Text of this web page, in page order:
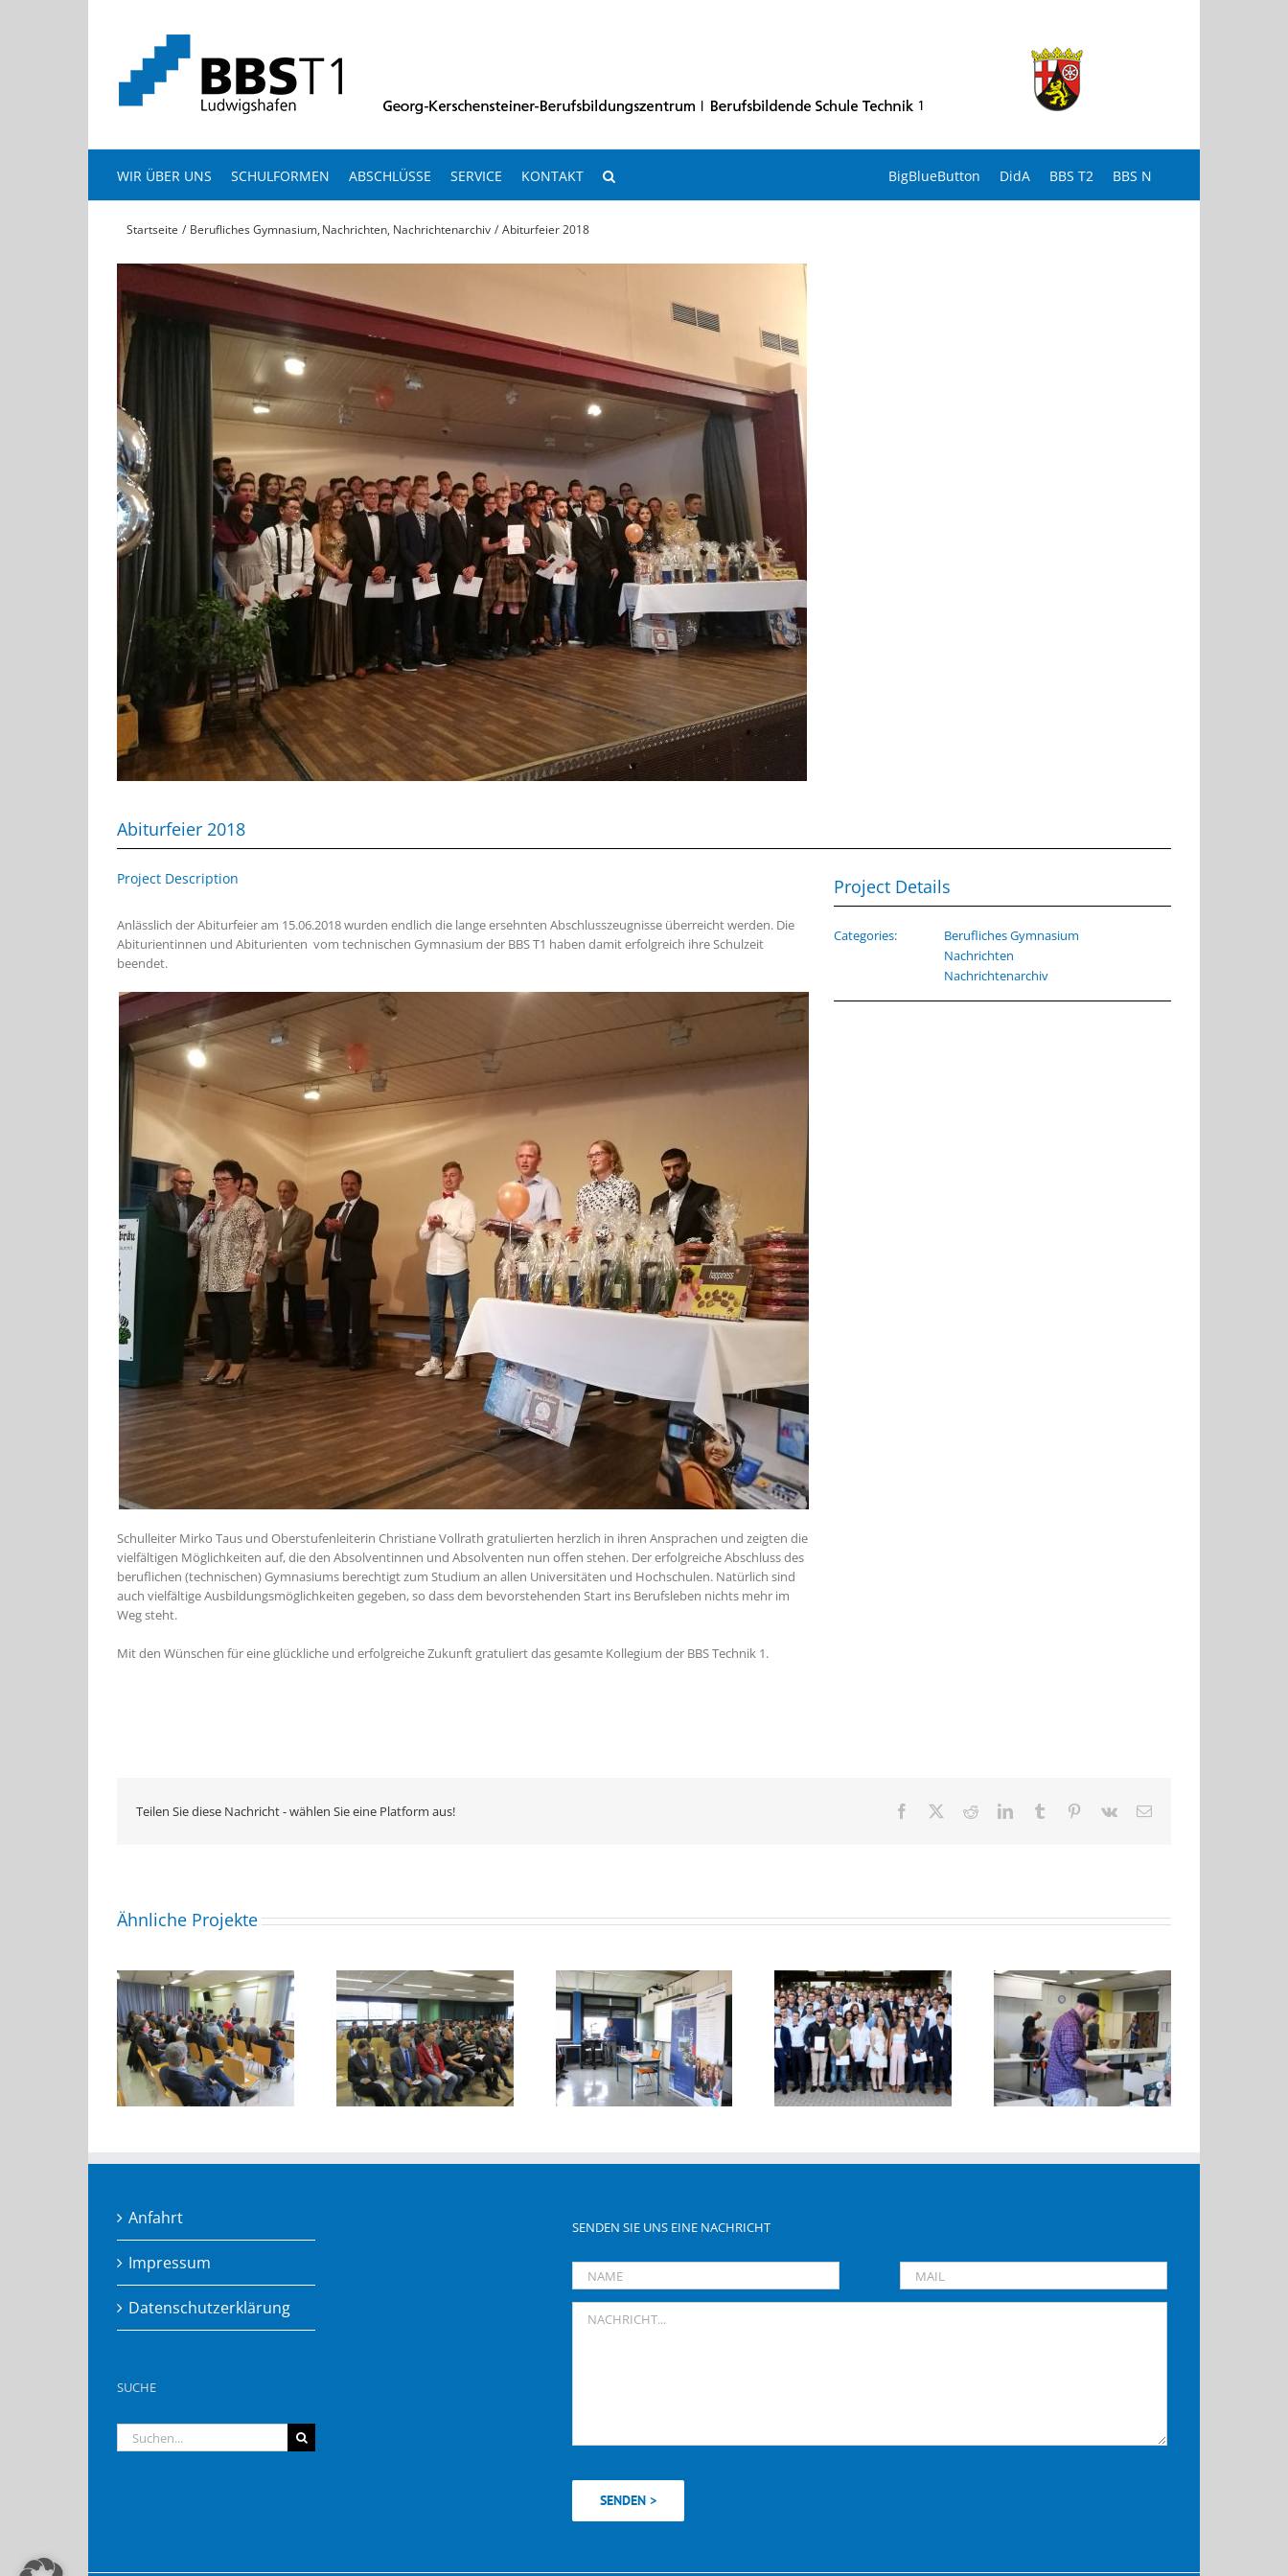
WIR ÜBER UNS SCHULFORMEN ABSCHLÜSSE SERVICE KONTAKT BBS N
BBS T2
DidA
BigBlueButton
Startseite Berufliches Gymnasium Nachrichten Nachrichtenarchiv Abiturfeier 2018
View
Larger
Image
Abiturfeier 2018
Project Description
Anlässlich der Abiturfeier am 15.06.2018 wurden endlich die lange ersehnten Abschlusszeugnisse überreicht werden. Die
Abiturientinnen und Abiturienten vom technischen Gymnasium der BBS T1 haben damit erfolgreich ihre Schulzeit
beendet.
Schulleiter Mirko Taus und Oberstufenleiterin Christiane Vollrath gratulierten herzlich in ihren Ansprachen und zeigten die
vielfältigen Möglichkeiten auf, die den Absolventinnen und Absolventen nun offen stehen. Der erfolgreiche Abschluss des
beruflichen (technischen) Gymnasiums berechtigt zum Studium an allen Universitäten und Hochschulen. Natürlich sind
auch vielfältige Ausbildungsmöglichkeiten gegeben, so dass dem bevorstehenden Start ins Berufsleben nichts mehr im
Weg steht.
Mit den Wünschen für eine glückliche und erfolgreiche Zukunft gratuliert das gesamte Kollegium der BBS Technik 1.
Project Details
Categories:
Berufliches Gymnasium
Nachrichten
Nachrichtenarchiv
Teilen Sie diese Nachricht - wählen Sie eine Platform aus! Facebook RedditLinkedInTumblr Pinterest
Vk
E-
Ähnliche Projekte
Abschlussfeier ELEG
Klassen
Studien- und
Berufsinformationstag
an der BBS Technik 1
Abiturfeier 2017
Neues CAD-Labor an der
BBS Technik 1
Verabschiedung
Auszubildende
Elektrohandwerk
Anfahrt
Impressum
Datenschutzerklärung
SUCHE
Suche
nach:
SENDEN SIE UNS EINE NACHRICHT